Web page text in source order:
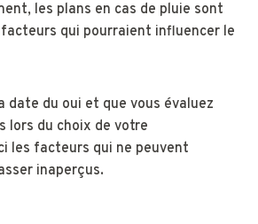
les plans en cas de pluie sont
qui pourraient influencer le
date du oui et que vous évaluez
lors du choix de votre
les facteurs qui ne peuvent
inaperçus.